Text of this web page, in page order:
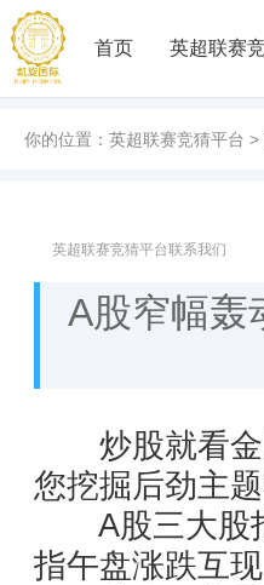
首页 英超联赛
你的位置： 英超联赛竞猜平台 >
英超联赛竞猜平台联系我们
A股窄幅轰
炒股就看金
您挖掘后劲主题
A股三大股指
指午盘涨跌互